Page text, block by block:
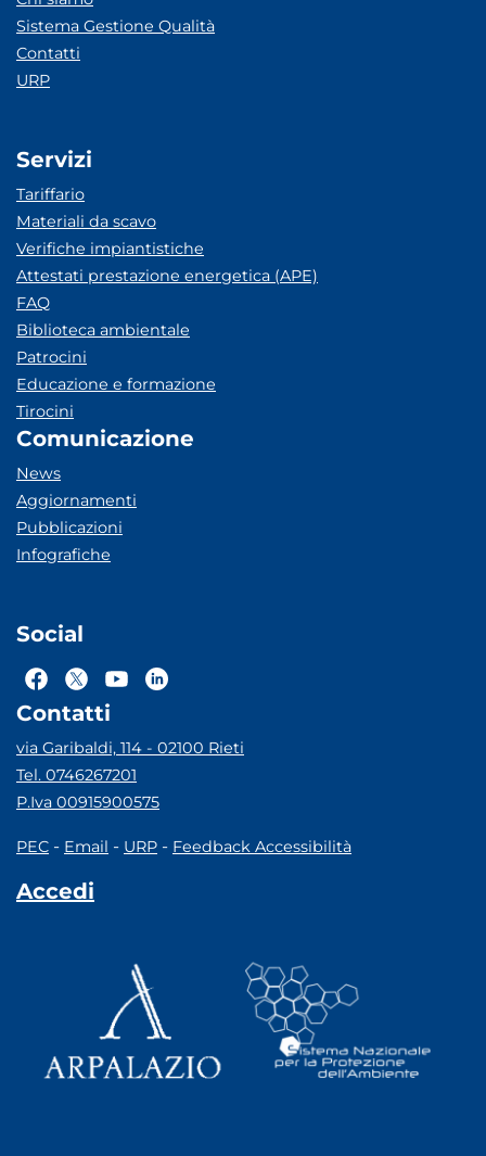
Sistema Gestione Qualità
Contatti
URP
Servizi
Tariffario
Materiali da scavo
Verifiche impiantistiche
Attestati prestazione energetica (APE)
FAQ
Biblioteca ambientale
Patrocini
Educazione e formazione
Tirocini
Comunicazione
News
Aggiornamenti
Pubblicazioni
Infografiche
Social
Contatti
via Garibaldi, 114 - 02100 Rieti
Tel. 0746267201
P.Iva 00915900575
PEC - Email - URP - Feedback Accessibilità
Accedi